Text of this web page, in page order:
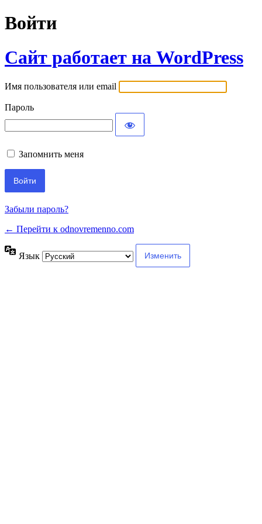
Войти
Сайт работает на WordPress
Имя пользователя или email
Пароль
Запомнить меня
Забыли пароль?
← Перейти к odnovremenno.com
Язык